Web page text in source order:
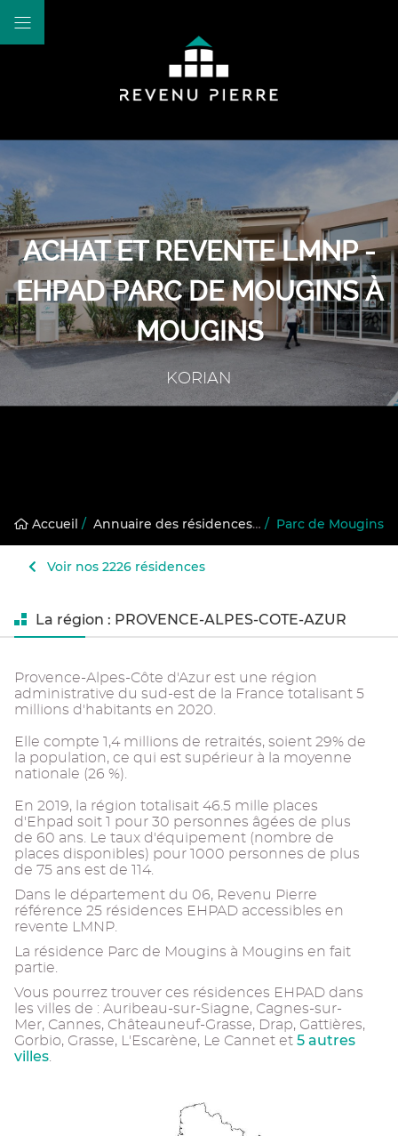
ACHAT ET REVENTE LMNP -
EHPAD PARC DE MOUGINS À
MOUGINS
KORIAN
Accueil / Annuaire des résidences gérées / Parc de Mougins
Voir nos 2226 résidences
La région : PROVENCE-ALPES-COTE-AZUR
Provence-Alpes-Côte d'Azur est une région
administrative du sud-est de la France totalisant 5
millions d'habitants en 2020.
Elle compte 1,4 millions de retraités, soient 29% de
la population, ce qui est supérieur à la moyenne
nationale (26 %).
En 2019, la région totalisait 46.5 mille places
d'Ehpad soit 1 pour 30 personnes âgées de plus
de 60 ans. Le taux d'équipement (nombre de
places disponibles) pour 1000 personnes de plus
de 75 ans est de 114.
Dans le département du 06, Revenu Pierre
référence 25 résidences EHPAD accessibles en
revente LMNP.
La résidence Parc de Mougins à Mougins en fait
partie.
Vous pourrez trouver ces résidences EHPAD dans
les villes de : Auribeau-sur-Siagne, Cagnes-sur-
Mer, Cannes, Châteauneuf-Grasse, Drap, Gattières,
Gorbio, Grasse, L'Escarène, Le Cannet et 5 autres
villes